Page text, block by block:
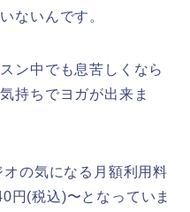
ないんです。
ン中でも息苦しくなら
持ちでヨガが出来ま
の気になる月額利用料
円(税込)〜となっていま